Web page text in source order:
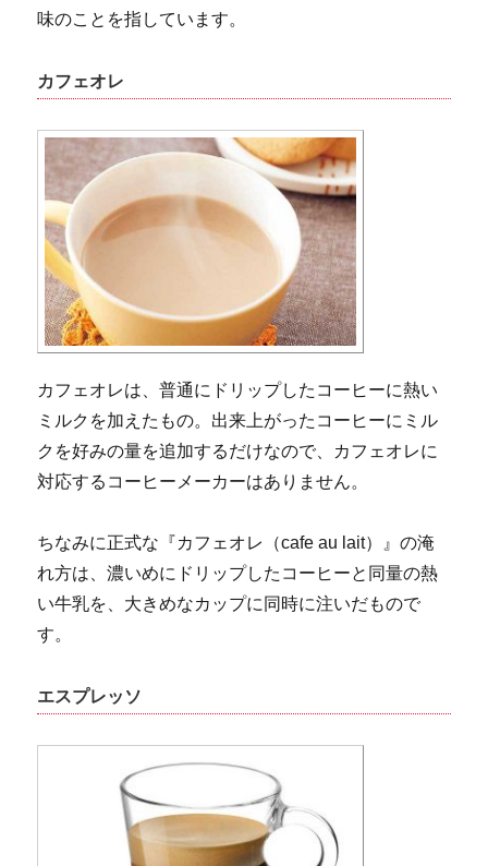
味のことを指しています。
カフェオレ
カフェオレは、普通にドリップしたコーヒーに熱い
ミルクを加えたもの。出来上がったコーヒーにミル
クを好みの量を追加するだけなので、カフェオレに
対応するコーヒーメーカーはありません。
ちなみに正式な『カフェオレ（cafe au lait）』の淹
れ方は、濃いめにドリップしたコーヒーと同量の熱
い牛乳を、大きめなカップに同時に注いだもので
す。
エスプレッソ